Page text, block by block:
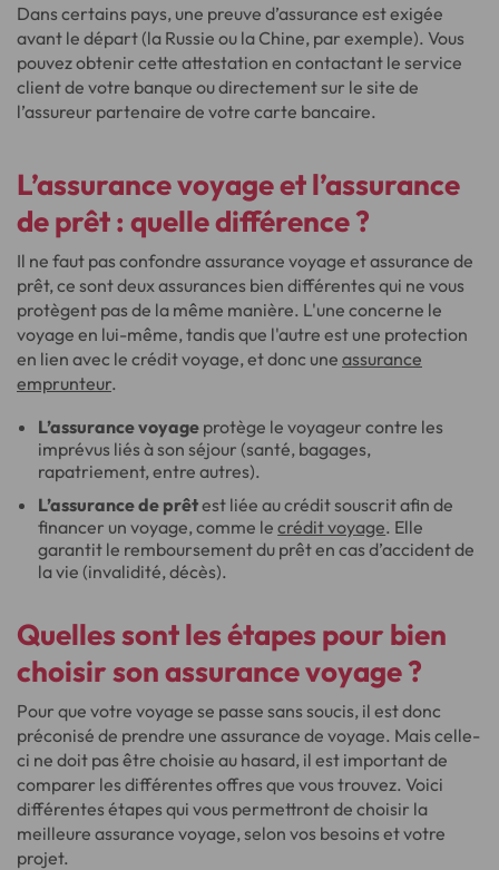
Dans certains pays, une preuve d’assurance est exigée
avant le départ (la Russie ou la Chine, par exemple). Vous
pouvez obtenir cette attestation en contactant le service
client de votre banque ou directement sur le site de
l’assureur partenaire de votre carte bancaire.
L’assurance voyage et l’assurance
de prêt : quelle différence ?
Il ne faut pas confondre assurance voyage et assurance de
prêt, ce sont deux assurances bien différentes qui ne vous
protègent pas de la même manière. L'une concerne le
voyage en lui-même, tandis que l'autre est une protection
en lien avec le crédit voyage, et donc une assurance
emprunteur.
L’assurance voyage protège le voyageur contre les
imprévus liés à son séjour (santé, bagages,
rapatriement, entre autres).
L’assurance de prêtest liée au crédit souscrit afin de
financer un voyage, comme lecrédit voyage. Elle
garantit le remboursement du prêt en cas d’accident de
la vie (invalidité, décès).
Quelles sont les étapes pour bien
choisir son assurance voyage ?
Pour que votre voyage se passe sans soucis, il est donc
préconisé de prendre une assurance de voyage. Mais celle-
ci ne doit pas être choisie au hasard, il est important de
comparer les différentes offres que vous trouvez. Voici
différentes étapes qui vous permettront de choisir la
meilleure assurance voyage, selon vos besoins et votre
projet.